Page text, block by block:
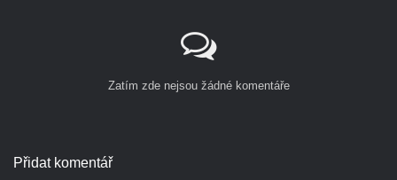
Zatím zde nejsou žádné komentáře
Přidat komentář